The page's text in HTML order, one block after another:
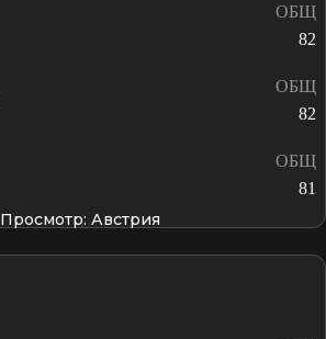
ОБЩ
82
ОБЩ
82
ОБЩ
81
Просмотр: Австрия